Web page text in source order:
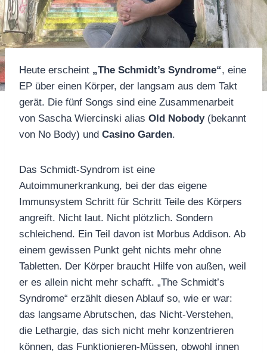
Heute erscheint „The Schmidt’s Syndrome“, eine
EP über einen Körper, der langsam aus dem Takt
gerät. Die fünf Songs sind eine Zusammenarbeit
von Sascha Wiercinski alias Old Nobody(bekannt
von No Body) und Casino Garden.
Das Schmidt-Syndrom ist eine
Autoimmunerkrankung, bei der das eigene
Immunsystem Schritt für Schritt Teile des Körpers
angreift. Nicht laut. Nicht plötzlich. Sondern
schleichend. Ein Teil davon ist Morbus Addison. Ab
einem gewissen Punkt geht nichts mehr ohne
Tabletten. Der Körper braucht Hilfe von außen, weil
er es allein nicht mehr schafft. „The Schmidt’s
Syndrome“ erzählt diesen Ablauf so, wie er war:
das langsame Abrutschen, das Nicht-Verstehen,
die Lethargie, das sich nicht mehr konzentrieren
können, das Funktionieren-Müssen, obwohl innen